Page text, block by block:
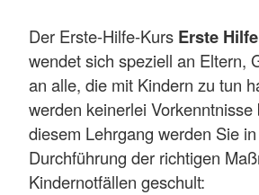
Der Erste-Hilfe-Kurs Erste
wendet sich speziell an Eltern,
an alle, die mit Kindern zu tun
werden keinerlei Vorkenntnisse
diesem Lehrgang werden Sie
Durchführung der richtigen
Kindernotfällen geschult: